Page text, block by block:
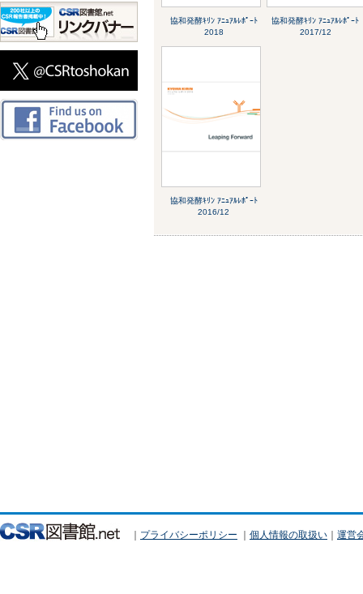
協和発酵ｷﾘﾝ ｱﾆｭｱﾙﾚﾎﾟｰﾄ
2018
協和発酵ｷﾘﾝ ｱﾆｭｱﾙﾚﾎﾟｰﾄ
2017/12
協和発酵ｷﾘﾝ ｱﾆｭｱﾙﾚﾎﾟｰﾄ
2016/12
｜ プライバシーポリシー ｜ 個人情報の取扱い ｜ 運営